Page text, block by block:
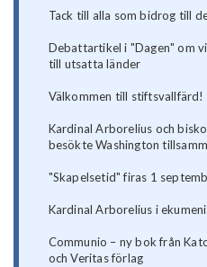
Tack till alla som bidrog till
Debattartikel i "Dagen" om
till utsatta länder
Välkommen till stiftsvallfärd!
Kardinal Arborelius och
besökte Washington
"Skapelsetid" firas 1
Kardinal Arborelius i
Communio – ny bok från
och Veritas förlag